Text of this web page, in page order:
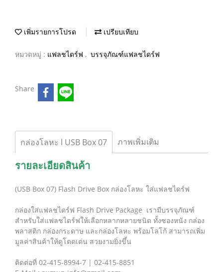
เพิ่มรายการโปรด เปรียบเทียบ
หมวดหมู่ : แฟลชไดร์ฟ , บรรจุภัณฑ์แฟลชไดร์ฟ
Share
กล่องโลหะ l USB Box 07 ภาพเพิ่มเติม
รายละเอียดสินค้า
(USB Box 07) Flash Drive Box กล่องโลหะ ใส่แฟลชไดร์ฟ
กล่องใส่แฟลชไดร์ฟ Flash Drive Package เรามีบรรจุภัณฑ์
สำหรับใส่แฟลชไดร์ฟให้เลือกหลากหลายชนิด ทั้งซองหนัง กล่อง
พลาสติก กล่องกระดาษ และกล่องโลหะ พร้อมโลโก้ สามารถเพิ่ม
มูลค่าสินค้าให้ดูโดดเด่น สวยงามยิ่งขึ้น
ติดต่อที่ 02-415-8994-7 | 02-415-8851